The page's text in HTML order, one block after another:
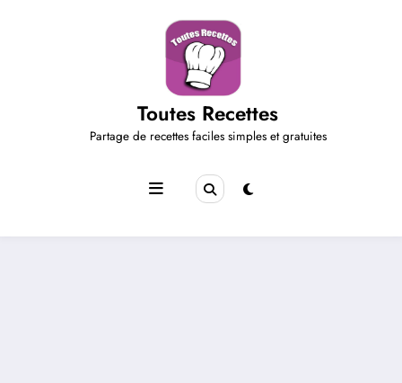
Toutes Recettes
Partage de recettes faciles simples et gratuites